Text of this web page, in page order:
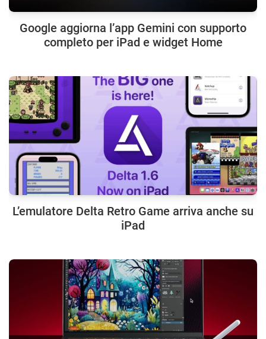
Google aggiorna l’app Gemini con supporto
completo per iPad e widget Home
L’emulatore Delta Retro Game arriva anche su
iPad